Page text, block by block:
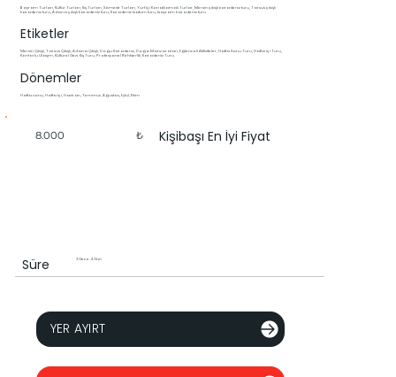
Bayram Turları, Kültür Turları, Kış Turları, Sömestr Turları, Yurt İçi Konaklamalı Turlar, Mersin çıkışlı karadeniz turu, Tarsus çıkışlı
karadeniz turu, Adana çıkışlı karadeniz turu, Karadeniz batum turu, bayram karadeniz turu
Etiketler
Mersin Çıkışlı, Tarsus Çıkışlı, Adana Çıkışlı, Doğu Karadeniz, Doğa Manzaraları, Eğlenceli Aktiviteler, Hafta Sonu Turu, Hafta İçi Turu,
Konforlu Ulaşım, Kültürel Gezi, Kış Turu, Profesyonel Rehberlik, Karadeniz Turu
Dönemler
Hafta sonu, Hafta içi, Haziran, Temmuz, Ağustos, Eylül, Ekim
YER AYIRT
8.000 ₺ Kişibaşı En İyi Fiyat
Süre 3 Gece 4 Gün